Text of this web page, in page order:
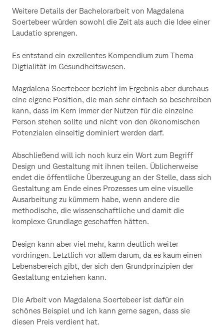
Weitere Details der Bachelorarbeit von Magdalena
Soertebeer würden sowohl die Zeit als auch die Idee einer
Laudatio sprengen.
Es entstand ein exzellentes Kompendium zum Thema
Digtialität im Gesundheitswesen.
Magdalena Soertebeer bezieht im Ergebnis aber durchaus
eine eigene Position, die man sehr einfach so beschreiben
kann, dass im Kern immer der Nutzen für die einzelne
Person stehen sollte und nicht von den ökonomischen
Potenzialen einseitig dominiert werden darf.
Abschließend will ich noch kurz ein Wort zum Begriff
Design und Gestaltung mit ihnen teilen. Üblicherweise
endet die öffentliche Überzeugung an der Stelle, dass sich
Gestaltung am Ende eines Prozesses um eine visuelle
Ausarbeitung zu kümmern habe, wenn andere die
methodische, die wissenschaftliche und damit die
komplexe Grundlage geschaffen hätten.
Design kann aber viel mehr, kann deutlich weiter
vordringen. Letztlich vor allem darum, da es kaum einen
Lebensbereich gibt, der sich den Grundprinzipien der
Gestaltung entziehen kann.
Die Arbeit von Magdalena Soertebeer ist dafür ein
schönes Beispiel und ich kann gerne sagen, dass sie
diesen Preis verdient hat.